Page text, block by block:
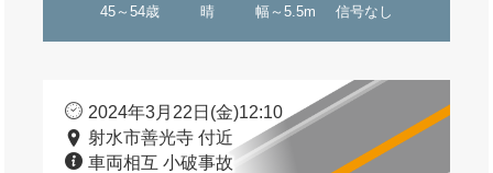
45～54歳 晴 幅～5.5m 信号なし
2024年3月22日(金)12:10
射水市善光寺 付近
車両相互 小破事故